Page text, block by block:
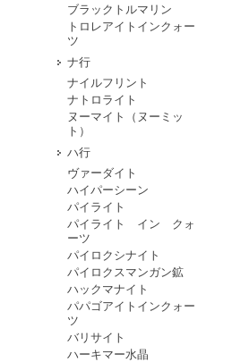
ブラックトルマリン
トロレアイトインクォー
ツ
ナ行
ナイルフリント
ナトロライト
ヌーマイト（ヌーミッ
ト）
ハ行
ヴァーダイト
ハイパーシーン
パイライト
パイライト イン クォ
ーツ
パイロクシナイト
パイロクスマンガン鉱
ハックマナイト
パパゴアイトインクォー
ツ
バリサイト
ハーキマー水晶